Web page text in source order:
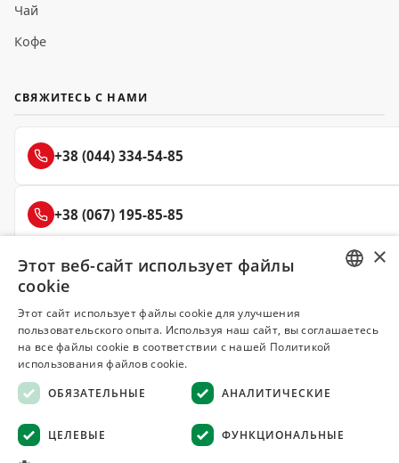
Чай
Кофе
СВЯЖИТЕСЬ С НАМИ
+38 (044) 334-54-85
+38 (067) 195-85-85
+38 (050) 145-85-45
Делюкс
СПЕЦИИ И ПРЯНОСТИ
© 2008–2026 Магазин специй и пряностей Делюкс, Киев
Все материалы на сайте защищены авторским правом
UKRAINIAN
×
Этот веб-сайт использует файлы
cookie
Этот сайт использует файлы cookie для улучшения
пользовательского опыта. Используя наш сайт, вы соглашаетесь
на все файлы cookie в соответствии с нашей Политикой
использования файлов cookie.
ОБЯЗАТЕЛЬНЫЕ
АНАЛИТИЧЕСКИЕ
ЦЕЛЕВЫЕ ФУНКЦИОНАЛЬНЫЕ